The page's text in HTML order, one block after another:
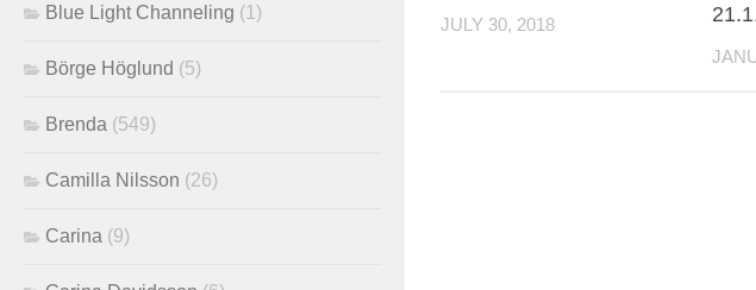
JULY 30, 2018
Blue Light Channeling (1)
Börge Höglund (5)
Brenda (549)
Camilla Nilsson (26)
Carina (9)